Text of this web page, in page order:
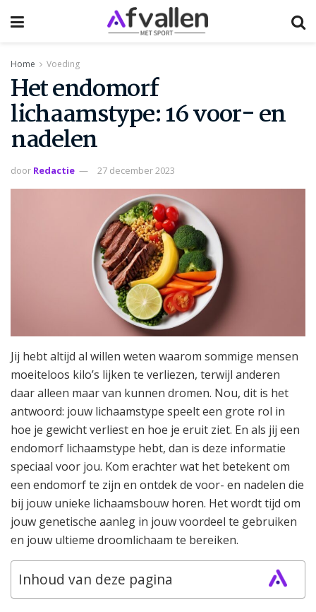
Home Voeding
Het endomorf
lichaamstype: 16 voor- en
nadelen
door Redactie 27 december 2023
Jij hebt altijd al willen weten waarom sommige mensen
moeiteloos kilo’s lijken te verliezen, terwijl anderen
daar alleen maar van kunnen dromen. Nou, dit is het
antwoord: jouw lichaamstype speelt een grote rol in
hoe je gewicht verliest en hoe je eruit ziet. En als jij een
endomorf lichaamstype hebt, dan is deze informatie
speciaal voor jou. Kom erachter wat het betekent om
een endomorf te zijn en ontdek de voor- en nadelen die
bij jouw unieke lichaamsbouw horen. Het wordt tijd om
jouw genetische aanleg in jouw voordeel te gebruiken
en jouw ultieme droomlichaam te bereiken.
Inhoud van deze pagina